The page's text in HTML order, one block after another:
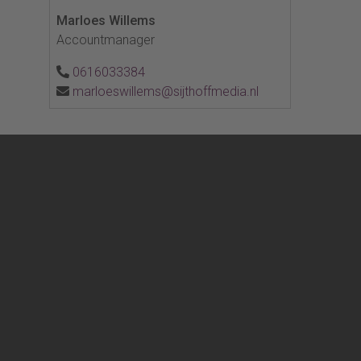
Marloes Willems
Accountmanager
0616033384
marloeswillems@sijthoffmedia.nl